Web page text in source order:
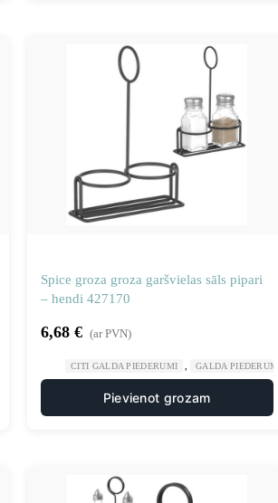
GASTRONOMIJA , RESTORĀNS
Spice groza groza garšvielas sāls pipari
– hendi 427170
6,68 € (ar PVN)
CITI GALDA PIEDERUMI GALDA PIEDERUMI
Pievienot grozam